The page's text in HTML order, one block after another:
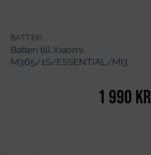
BATTERI
Batteri till Xiaomi
M365/1S/ESSENTIAL/MI3
1 990 kr